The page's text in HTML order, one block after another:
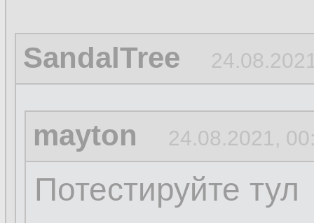
SandalTree
mayton 24.08.2021,
Потестируйте тул